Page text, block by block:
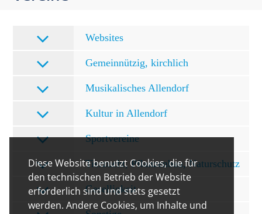
Diese Website benutzt Cookies, die für
den technischen Betrieb der Website
erforderlich sind und stets gesetzt
werden. Andere Cookies, um Inhalte und
Websites
Gemeinnützig, kirchlich
Musikalisches Allendorf
Kultur in Allendorf
Sportvereine
Tierzucht, Pflanzenbau, Naturschutz
Geselligkeit